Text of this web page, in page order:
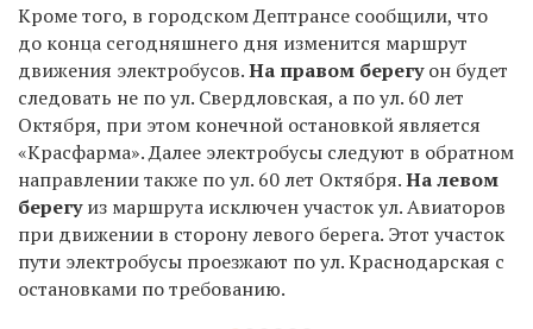
Кроме того, в городском Дептрансе сообщили, что
до конца сегодняшнего дня изменится маршрут
движения электробусов.На правом берегуон будет
следовать не по ул. Свердловская, а по ул. 60 лет
Октября, при этом конечной остановкой является
«Красфарма». Далее электробусы следуют в обратном
направлении также по ул. 60 лет Октября.На левом
берегуиз маршрута исключен участок ул. Авиаторов
при движении в сторону левого берега. Этот участок
пути электробусы проезжают по ул. Краснодарская с
остановками по требованию.